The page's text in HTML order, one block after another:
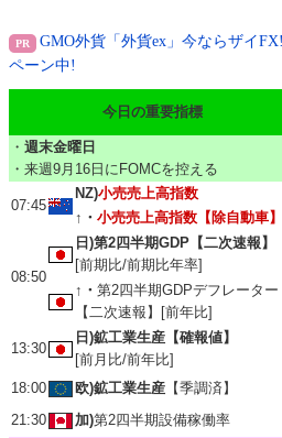
GMO外貨「外貨ex」今ならザイ
ペーン中!
今日の重要指標
・ 週末金曜日
・来週9月16日にFOMCを控える
07:45
NZ)小売売上高指数
↑・ 小売売上高指数【除自動車】
08:50
日)第2四半期GDP【二次速報】
[前期比/前期比年率]
↑・ 第2四半期GDPデフレーター
【二次速報】[前年比]
13:30
日)鉱工業生産【確報値】
[前月比/前年比]
18:00
欧)鉱工業生産 【季調済】
21:30
加)第2四半期設備稼働率